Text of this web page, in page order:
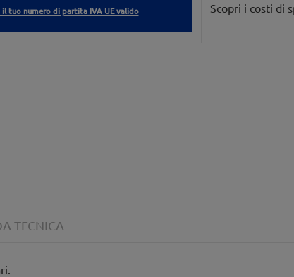
il tuo numero di partita IVA UE valido
Scopri i costi di
TECNICA